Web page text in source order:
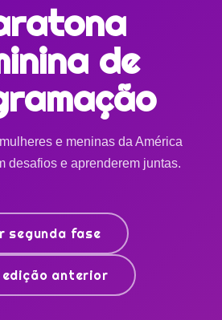
de
e meninas da América
desafios e aprenderem juntas.
segunda fase
edição anterior